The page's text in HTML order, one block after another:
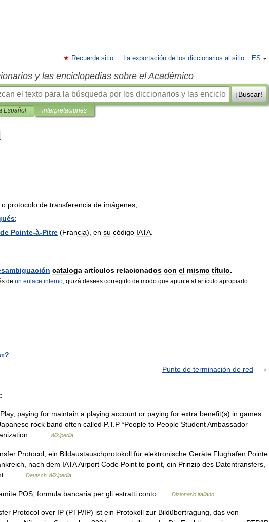
ES
Recuerde sitio La exportación de los diccionarios al sitio
y las enciclopedias sobre el Académico
¡Buscar!
Español interpretaciones
o protocolo de transferencia de imágenes;
;
de Pointe-à-Pitre (Francia), en su código IATA
cataloga artículos relacionados con el mismo título.
de un enlace interno, quizá desees corregirlo de modo que apunte al artículo apropiado.
Punto de terminación de red
paying for maintain a playing account or paying for extra benefit(s) in games
rock band often called P.T.P *People to People Student Ambassador
…
Wikipedia
Protocol, ein Bildaustauschprotokoll für elektronische Geräte Flughafen Pointe
nach dem IATA Airport Code Point to point, ein Prinzip des Datentransfers,
…
Deutsch Wikipedia
POS, formula bancaria per gli estratti conto … Dizionario italiano
Protocol over IP (PTP/IP) ist ein Protokoll zur Bildübertragung, das von